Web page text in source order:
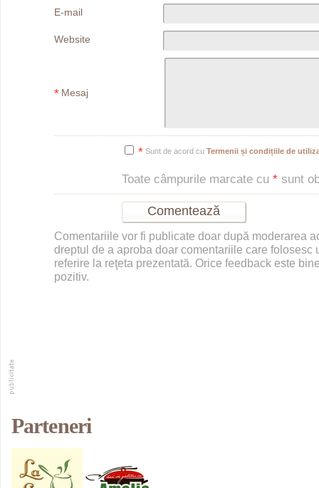
E-mail
Website
* Mesaj
* Sunt de acord cu Termenii și condițiile de
Toate câmpurile marcate cu * sunt
Comentariile vor fi publicate doar după moderarea
dreptul de a aproba doar comentariile care folosesc
referire la reţeta prezentată. Orice feedback este
pozitiv.
Parteneri